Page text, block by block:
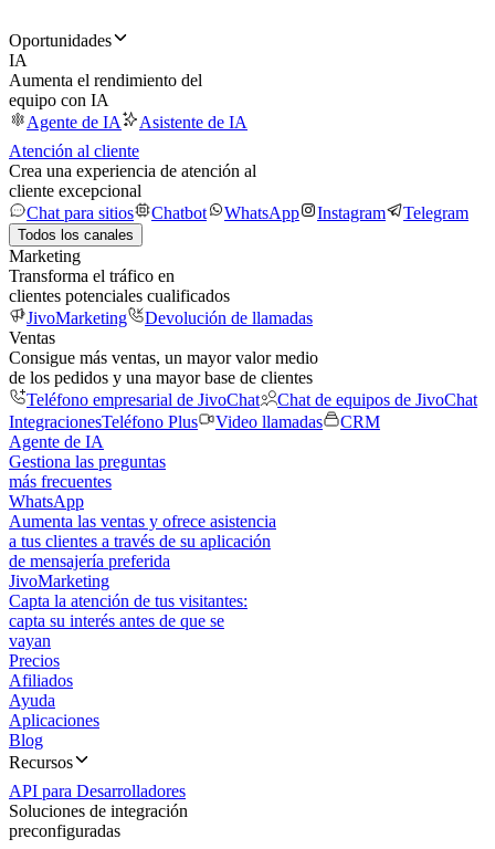
Oportunidades
IA
Aumenta el rendimiento del
equipo con IA
Agente de IA
Asistente de IA
Atención al cliente
Crea una experiencia de atención al
cliente excepcional
Chat para sitios
Chatbot WhatsApp Instagram Telegram
Todos los canales
Marketing
Transforma el tráfico en
clientes potenciales cualificados
JivoMarketing
Devolución de llamadas
Ventas
Consigue más ventas, un mayor valor medio
de los pedidos y una mayor base de clientes
Teléfono empresarial de JivoChat
Chat de equipos de JivoChat
IntegracionesTeléfono Plus Video llamadas
CRM
Agente de IA
Gestiona las preguntas
más frecuentes
WhatsApp
Aumenta las ventas y ofrece asistencia
a tus clientes a través de su aplicación
de mensajería preferida
JivoMarketing
Capta la atención de tus visitantes:
capta su interés antes de que se
vayan
Precios
Afiliados
Ayuda
Aplicaciones
Blog
Recursos
API para Desarrolladores
Soluciones de integración
preconfiguradas